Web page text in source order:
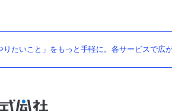
りたいこと」をもっと手軽に。各サービスで広